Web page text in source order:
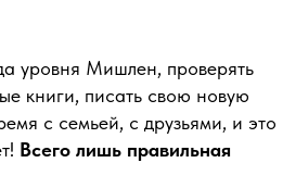
уровня Мишлен, проверять
книги, писать свою новую
с семьей, с друзьями, и это
Всего лишь правильная